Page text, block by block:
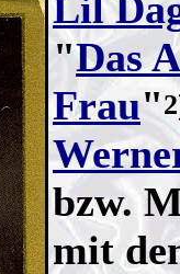
"Das
Frau"
bzw.
mit